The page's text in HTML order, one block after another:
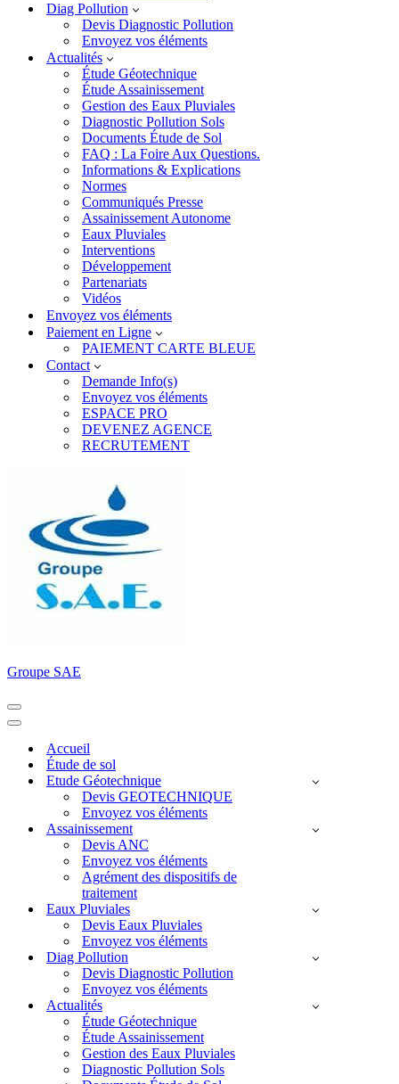
Diag Pollution
Devis Diagnostic Pollution
Envoyez vos éléments
Actualités
Étude Géotechnique
Étude Assainissement
Gestion des Eaux Pluviales
Diagnostic Pollution Sols
Documents Étude de Sol
FAQ : La Foire Aux Questions.
Informations & Explications
Normes
Communiqués Presse
Assainissement Autonome
Eaux Pluviales
Interventions
Développement
Partenariats
Vidéos
Envoyez vos éléments
Paiement en Ligne
PAIEMENT CARTE BLEUE
Contact
Demande Info(s)
Envoyez vos éléments
ESPACE PRO
DEVENEZ AGENCE
RECRUTEMENT
Groupe SAE
Menu
de
Menu
navigationAccueil
Étude de sol
Etude Géotechnique
Devis GEOTECHNIQUE
Envoyez vos éléments
Assainissement
Devis ANC
Envoyez vos éléments
Agrément des dispositifs de
traitement
Eaux Pluviales
Devis Eaux Pluviales
Envoyez vos éléments
Diag Pollution
Devis Diagnostic Pollution
Envoyez vos éléments
Actualités
Étude Géotechnique
Étude Assainissement
Gestion des Eaux Pluviales
Diagnostic Pollution Sols